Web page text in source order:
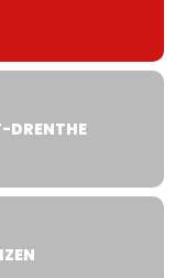
DRENTHE